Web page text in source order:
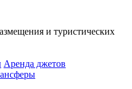
и туристических
Аренда джетов